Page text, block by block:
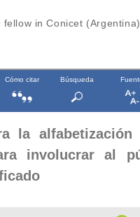
in Conicet (Argentina)